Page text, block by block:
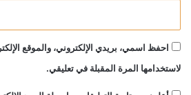
احفظ اسمي، بريدي الإلكتروني، والموقع
لاستخدامها المرة المقبلة في تعليقي.